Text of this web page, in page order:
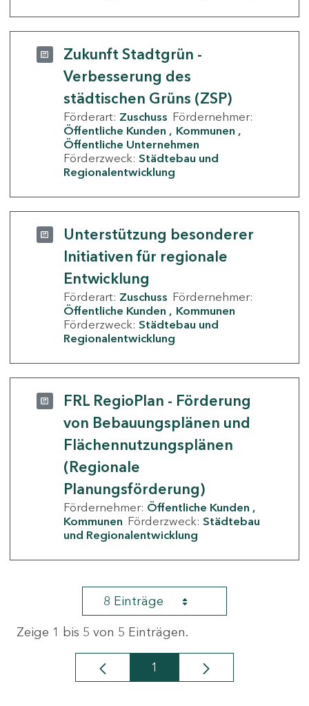
Zukunft Stadtgrün -
Verbesserung des
städtischen Grüns (ZSP)
Förderart: Zuschuss Fördernehmer:
Öffentliche Kunden
Kommunen
Öffentliche Unternehmen
Förderzweck: Städtebau und
Regionalentwicklung
Unterstützung besonderer
Initiativen für regionale
Entwicklung
Förderart: Zuschuss Fördernehmer:
Öffentliche Kunden
Kommunen
Förderzweck: Städtebau und
Regionalentwicklung
FRL RegioPlan - Förderung
von Bebauungsplänen und
Flächennutzungsplänen
(Regionale
Planungsförderung)
Fördernehmer: Öffentliche Kunden
Kommunen Förderzweck: Städtebau
und Regionalentwicklung
8 Einträge
Zeige 1 bis 5 von 5 Einträgen.
Seite
1